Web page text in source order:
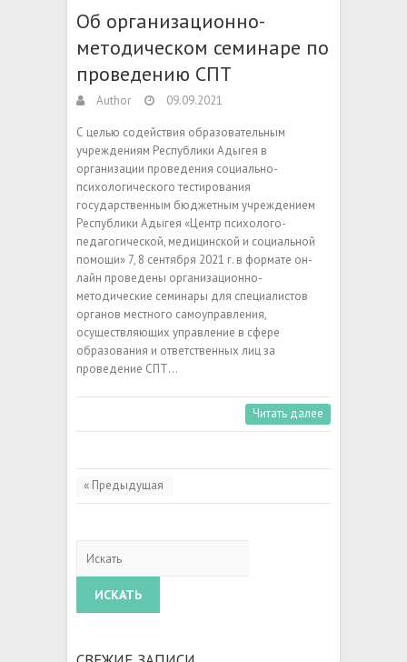
Об организационно-
методическом семинаре по
проведению СПТ
Author 09.09.2021
С целью содействия образовательным
учреждениям Республики Адыгея в
организации проведения социально-
психологического тестирования
государственным бюджетным учреждением
Республики Адыгея «Центр психолого-
педагогической, медицинской и социальной
помощи» 7, 8 сентября 2021 г. в формате он-
лайн проведены организационно-
методические семинары для специалистов
органов местного самоуправления,
осуществляющих управление в сфере
образования и ответственных лиц за
проведение СПТ…
Читать далее
« Предыдущая